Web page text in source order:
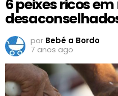
6 peixes ricos
por Bebé a Bordo
7 anos ago